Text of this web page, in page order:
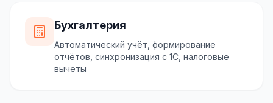
Бухгалтерия
Автоматический учёт, формирование
отчётов, синхронизация с 1С, налоговые
вычеты